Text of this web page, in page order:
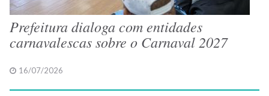
Prefeitura dialoga com entidades
carnavalescas sobre o Carnaval 2027
16/07/2026